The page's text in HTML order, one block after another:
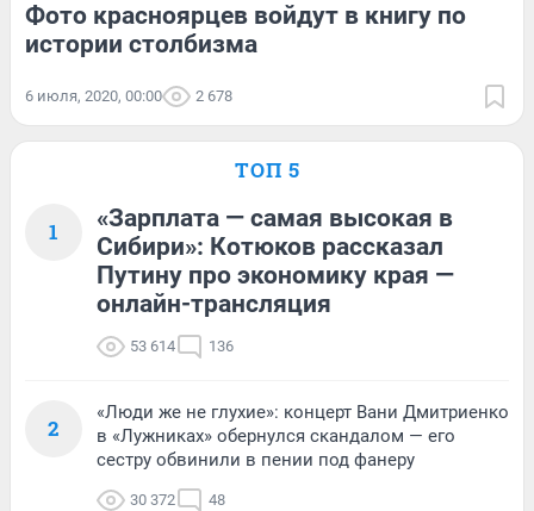
Фото красноярцев войдут в книгу по
истории столбизма
6 июля, 2020, 00:00 2 678
ТОП 5
1
«Зарплата — самая высокая в
Сибири»: Котюков рассказал
Путину про экономику края —
онлайн-трансляция
53 614 136
2
«Люди же не глухие»: концерт Вани Дмитриенко
в «Лужниках» обернулся скандалом — его
сестру обвинили в пении под фанеру
30 372 48